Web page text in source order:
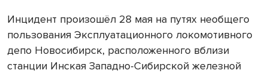
Инцидент произошёл 28 мая на путях необщего
пользования Эксплуатационного локомотивного
депо Новосибирск, расположенного вблизи
станции Инская Западно-Сибирской железной